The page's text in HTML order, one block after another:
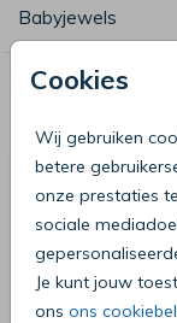
Cookies
Wij gebruiken
betere
onze prestaties
sociale
Je kunt jouw
ons ons
Babyjewels
Deze
voor je